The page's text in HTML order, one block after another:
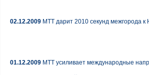
02.12.2009 МТТ дарит 2010 секунд межгорода к
01.12.2009 МТТ усиливает международные